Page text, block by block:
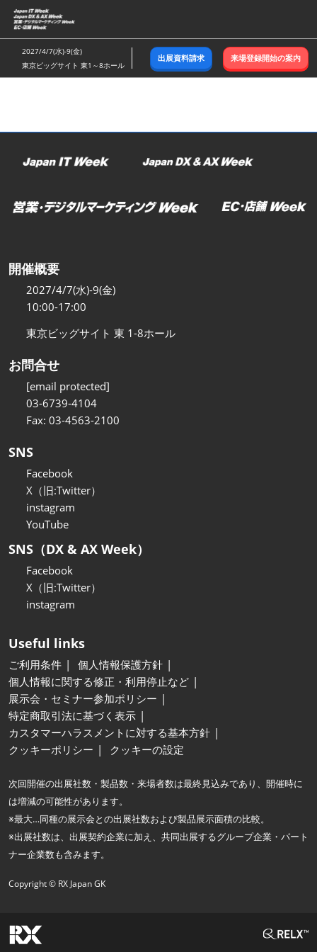
ス
キ
ッ
し
む
2027/4/7(水)-9(金)
東京ビッグサイト 東1～8ホール
出展資料請求 来場登録開始の案内
開催概要
2027/4/7(水)-9(金)
10:00-17:00
東京ビッグサイト 東 1-8ホール
お問合せ
[email protected]
03-6739-4104
Fax: 03-4563-2100
SNS
Facebook
X（旧:Twitter）
instagram
YouTube
SNS（DX & AX Week）
Facebook
X（旧:Twitter）
instagram
Useful links
ご利用条件
個人情報保護方針
個人情報に関する修正・利用停止など
展示会・セミナー参加ポリシー
特定商取引法に基づく表示
カスタマーハラスメントに対する基本方針
クッキーポリシー
クッキーの設定
次回開催の出展社数・製品数・来場者数は最終見込みであり、開催時に
は増減の可能性があります。
※最大…同種の展示会との出展社数および製品展示面積の比較。
※出展社数は、出展契約企業に加え、共同出展するグループ企業・パート
ナー企業数も含みます。
Copyright © RX Japan GK